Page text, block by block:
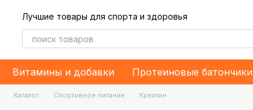
Лучшие товары для спорта и здоровья
Витамины и добавки Протеиновые батончики
Каталог Спортивное питание Креатин